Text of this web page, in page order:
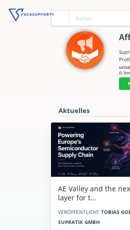
☆☆☆☆
(0
Aktuelles
AE Valley and the
layer for t…
VERÖFFENTLICHT TOBIAS
SUPRATIX GMBH